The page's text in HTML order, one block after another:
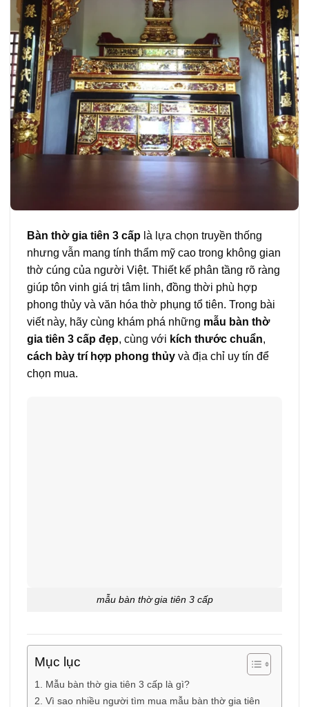
Bàn thờ gia tiên 3 cấp là lựa chọn truyền thống
nhưng vẫn mang tính thẩm mỹ cao trong không gian
thờ cúng của người Việt. Thiết kế phân tầng rõ ràng
giúp tôn vinh giá trị tâm linh, đồng thời phù hợp
phong thủy và văn hóa thờ phụng tổ tiên. Trong bài
viết này, hãy cùng khám phá những mẫu bàn thờ
gia tiên 3 cấp đẹp, cùng với kích thước chuẩn,
cách bày trí hợp phong thủy và địa chỉ uy tín để
chọn mua.
mẫu bàn thờ gia tiên 3 cấp
Mục lục
1. Mẫu bàn thờ gia tiên 3 cấp là gì?
2. Vì sao nhiều người tìm mua mẫu bàn thờ gia tiên